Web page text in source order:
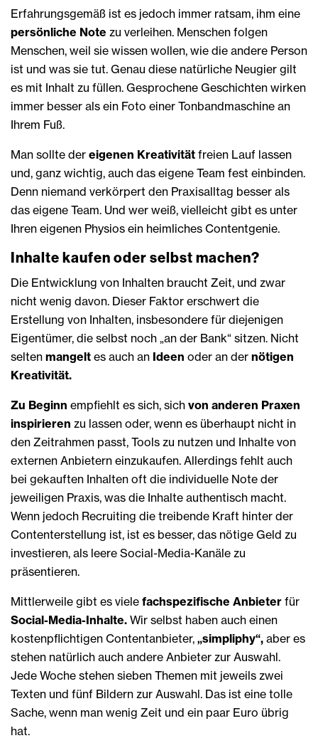
Erfahrungsgemäß ist es jedoch immer ratsam, ihm eine
persönliche Note zu verleihen. Menschen folgen
Menschen, weil sie wissen wollen, wie die andere Person
ist und was sie tut. Genau diese natürliche Neugier gilt
es mit Inhalt zu füllen. Gesprochene Geschichten wirken
immer besser als ein Foto einer Tonbandmaschine an
Ihrem Fuß.
Man sollte der eigenen Kreativität freien Lauf lassen
und, ganz wichtig, auch das eigene Team fest einbinden.
Denn niemand verkörpert den Praxisalltag besser als
das eigene Team. Und wer weiß, vielleicht gibt es unter
Ihren eigenen Physios ein heimliches Contentgenie.
Inhalte kaufen oder selbst machen?
Die Entwicklung von Inhalten braucht Zeit, und zwar
nicht wenig davon. Dieser Faktor erschwert die
Erstellung von Inhalten, insbesondere für diejenigen
Eigentümer, die selbst noch „an der Bank“ sitzen. Nicht
selten mangelt es auch an Ideen oder an der nötigen
Kreativität.
Zu Beginn empfiehlt es sich, sich von anderen Praxen
inspirieren zu lassen oder, wenn es überhaupt nicht in
den Zeitrahmen passt, Tools zu nutzen und Inhalte von
externen Anbietern einzukaufen. Allerdings fehlt auch
bei gekauften Inhalten oft die individuelle Note der
jeweiligen Praxis, was die Inhalte authentisch macht.
Wenn jedoch Recruiting die treibende Kraft hinter der
Contenterstellung ist, ist es besser, das nötige Geld zu
investieren, als leere Social-Media-Kanäle zu
präsentieren.
Mittlerweile gibt es viele fachspezifische Anbieter für
Social-Media-Inhalte. Wir selbst haben auch einen
kostenpflichtigen Contentanbieter, „simpliphy“, aber es
stehen natürlich auch andere Anbieter zur Auswahl.
Jede Woche stehen sieben Themen mit jeweils zwei
Texten und fünf Bildern zur Auswahl. Das ist eine tolle
Sache, wenn man wenig Zeit und ein paar Euro übrig
hat.